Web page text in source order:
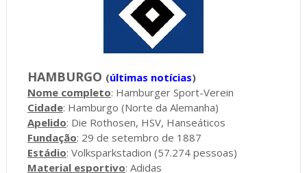
HAMBURGO (últimas notícias)
Nome completo: Hamburger Sport-Verein
Cidade: Hamburgo (Norte da Alemanha)
Apelido: Die Rothosen, HSV, Hanseáticos
Fundação: 29 de setembro de 1887
Estádio: Volksparkstadion (57.274 pessoas)
Material esportivo: Adidas